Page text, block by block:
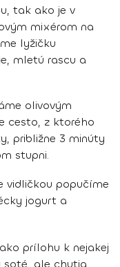
tak ako je v
mixérom na
lyžičku
mletú rascu a
olivovým
cesto, z ktorého
približne 3 minúty
stupni.
vidličkou popučíme
jogurt a
prílohu k nejakej